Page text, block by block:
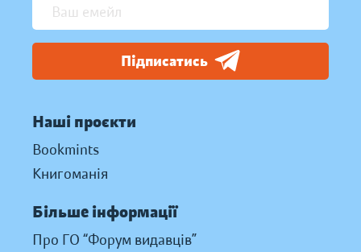
Підписатись
Наші проєкти
Bookmints
Книгоманія
Більше інформації
Про ГО “Форум видавців”